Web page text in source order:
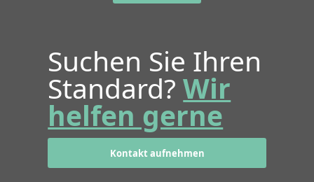
Suchen Sie Ihren
Standard?Wir
helfen gerne
Kontakt aufnehmen